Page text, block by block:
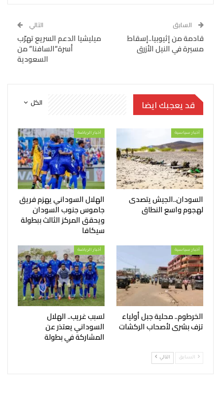
السابق
قادمة من إثيوبيا..إسقاط
مسيرة في النيل الأزرق
التالي
ميليشيا الدعم السريع تهرّب
أسرة”السافنا” من
السعودية
الكل قد يعجبك ايضا
أخبار سياسية
السودان..الجيش يتصدى
لهجوم واسع النطاق
أخبار الرياضة
الهلال السوداني يهزم فريق
جاموس جنوب السودان
ويحقق المركز الثالث ببطولة
سيكافا
أخبار سياسية
الخرطوم.. محلية جبل أولياء
تزف بشرى لأصحاب الركشات
أخبار الرياضة
لسبب غريب.. الهلال
السوداني يعتذر عن
المشاركة في بطولة
السابق التالي